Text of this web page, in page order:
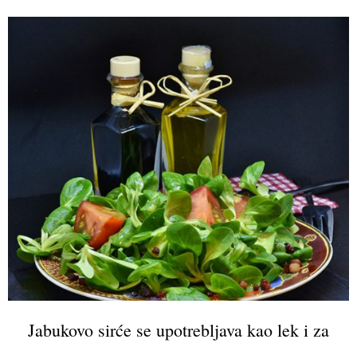
Jabukovo sirće se upotrebljava kao lek i za